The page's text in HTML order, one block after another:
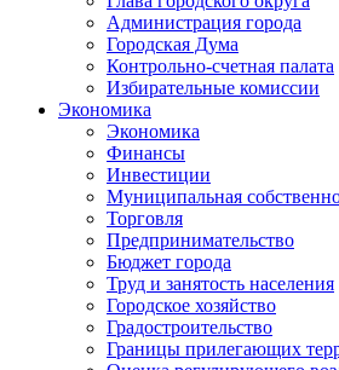
Администрация города
Городская Дума
Контрольно-счетная палата
Избирательные комиссии
Экономика
Экономика
Финансы
Инвестиции
Муниципальная
Торговля
Предпринимательство
Бюджет города
Труд и занятость населения
Городское хозяйство
Градостроительство
Границы прилегающих